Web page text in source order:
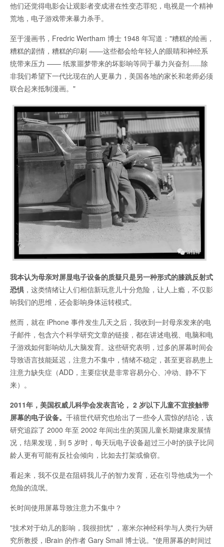
他们还觉得电影会让观影者变成潜在性变态罪犯，电视是一个精神
荒地，电子游戏带来暴力杀手。
至于漫画书，Fredric Wertham 博士 1948 年写道："糟糕的绘画，
糟糕的剧情，糟糕的印刷 ——这些都会给年轻人的眼睛和神经系
统带来压力 —— 纸浆噩梦带来的坏影响等同于暴力兴奋剂......除
非我们希望下一代比现在的人更暴力，美国各地的家长和老师必须
联合起来抵制漫画。"
我本认为母亲对屏显电子设备的质疑只是另一种形式的膝跳反射式
恐惧 ，这类情绪让人们相信新玩意儿十分危险，让人上瘾，不仅影
响我们的思维，还会影响身体运转模式。
然而，就在 iPhone 事件发生几天之后，我收到一封母亲发来的电
子邮件，包含六个科学研究文章的链接，都在讲述电视、电脑和电
子游戏如何影响幼儿大脑发育。这些研究表明，过多的屏幕时间会
导致语言技能延迟，注意力不集中，情绪不稳定，甚至更容易患上
注意力缺失症（ADD，主要症状是非常容易分心、冲动、静不下
来）。
2011年，美国权威儿科学会发表言论， 2 岁以下儿童不宜接触带
屏幕的电子设备。 千禧世代研究也给出了一些令人震惊的结论，该
研究追踪了 2000 年至 2002 年间出生的英国儿童长期健康发展情
况，结果发现，到 5 岁时，每天玩电子设备超过三小时的孩子比同
龄人更有可能有反社会倾向，比如去打架或偷窃。
看起来，我不仅是在阻碍我儿子的智力发育，还在引导他成为一个
危险的流氓。
长时间使用屏幕导致注意力不集中？
"技术对于幼儿的影响，我很担忧" ，塞米尔神经科学与人类行为研
究所教授，iBrain 的作者 Gary Small 博士说。"使用屏幕的时间过